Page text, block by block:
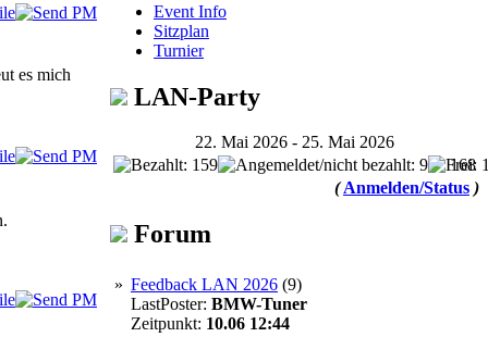
es mich
Event Info
Sitzplan
Turnier
LAN-Party
22. Mai 2026 - 25. Mai 2026
168
(Anmelden/Status )
Forum
» Feedback LAN 2026 (9)
LastPoster: BMW-Tuner
Zeitpunkt: 10.06 12:44